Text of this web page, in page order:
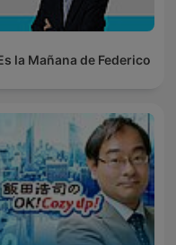
la Mañana de Federico